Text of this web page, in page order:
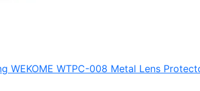
WEKOME WTPC-008 Metal Lens